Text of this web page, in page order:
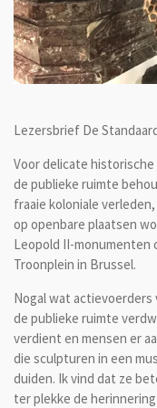
Lezersbrief De
Voordelicate
de publieke ruimte
fraaie koloniale
op openbare plaatsen
Leopold II-monumenten
Troonplein in Brussel.
Nogal wat
de publieke ruimte
verdient en mensen er
die sculpturen in een
duiden. Ik vind dat ze
ter plekke de